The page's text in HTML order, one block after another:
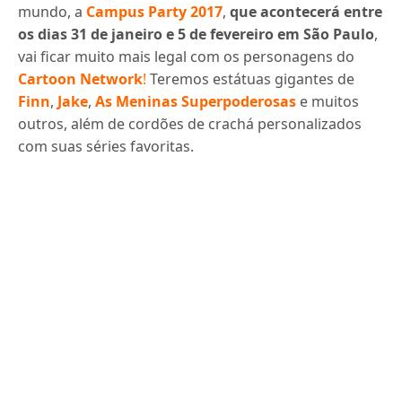
mundo, a Campus Party 2017,que acontecerá entre
os dias 31 de janeiro e 5 de fevereiro em São Paulo,
vai ficar muito mais legal com os personagens do
Cartoon Network! Teremos estátuas gigantes de
Finn, Jake,As Meninas Superpoderosas e muitos
outros, além de cordões de crachá personalizados
com suas séries favoritas.